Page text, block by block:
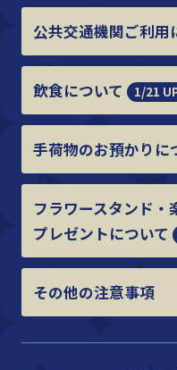
公共交通機関ご利用
飲食について 1/21
手荷物のお預かりに
フラワースタンド・
プレゼントについて
その他の注意事項